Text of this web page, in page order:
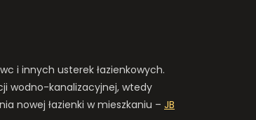
i innych usterek łazienkowych.
wodno-kanalizacyjnej, wtedy
nowej łazienki w mieszkaniu – JB